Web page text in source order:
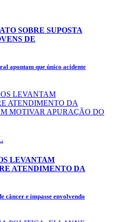
SOBRE SUPOSTA
DE
apontam que único acidente
LEVANTAM
ATENDIMENTO DA
câncer e impasse envolvendo